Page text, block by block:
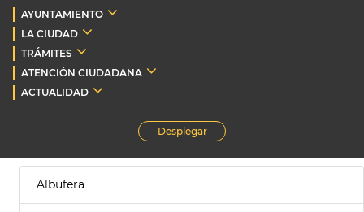
AYUNTAMIENTO
LA CIUDAD
TRÁMITES
ATENCIÓN CIUDADANA
ACTUALIDAD
Desplegar
Albufera